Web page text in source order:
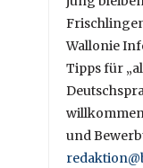
Wallonie
Tipps für
und